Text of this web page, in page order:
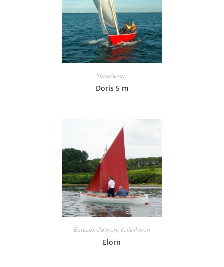
Voile-Aviron
Doris 5 m
Bateaux d'aviron, Voile-Aviron
Elorn